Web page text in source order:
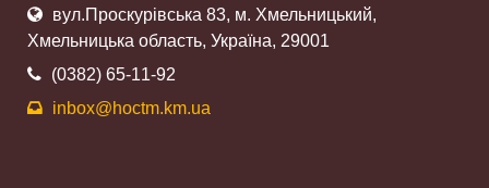
вул.Проскурівська 83, м. Хмельницький,
Хмельницька область, Україна, 29001
(0382) 65-11-92
inbox@hoctm.km.ua